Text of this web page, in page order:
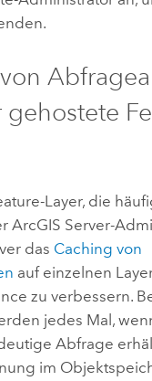
gehostete
Layer, die
ArcGIS Server-
das Caching von
auf einzelnen
zu verbessern.
jedes Mal,
Abfrage
im